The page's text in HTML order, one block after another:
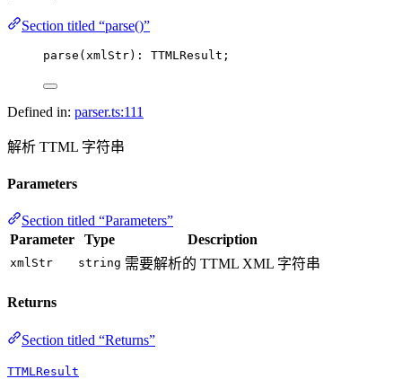
Section titled “parse()”
parse (xmlStr): TTMLResult;
Defined in: parser.ts:111
解析 TTML 字符串
Parameters
Section titled “Parameters”
Parameter
Type Description
xmlStr string 需要解析的 TTML XML 字符串
Returns
Section titled “Returns”
TTMLResult